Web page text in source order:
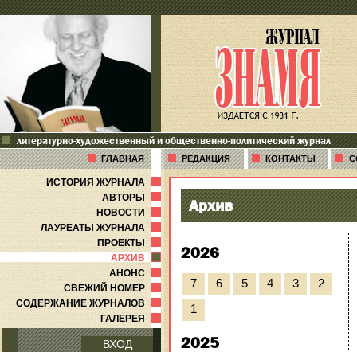
литературно-художественный и общественно-политический журнал
ГЛАВНАЯ РЕДАКЦИЯ КОНТАКТЫ
ИСТОРИЯ ЖУРНАЛА
АВТОРЫ
НОВОСТИ
ЛАУРЕАТЫ ЖУРНАЛА
ПРОЕКТЫ
АРХИВ
АНОНС
СВЕЖИЙ НОМЕР
СОДЕРЖАНИЕ ЖУРНАЛОВ
ГАЛЕРЕЯ
ВХОД
Архив
2026
7 6 5 4 3
2
1
2025